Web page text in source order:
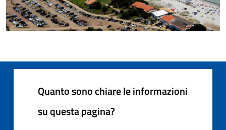
Quanto sono chiare le informazioni
su questa pagina?